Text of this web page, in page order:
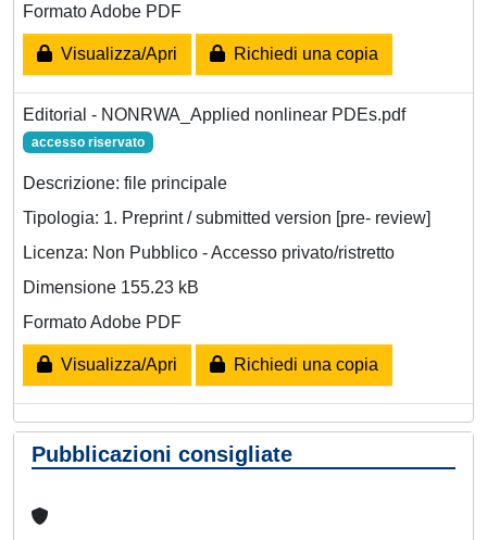
Formato Adobe PDF
Visualizza/Apri Richiedi una copia
Editorial - NONRWA_Applied nonlinear PDEs.pdf
accesso riservato
Descrizione: file principale
Tipologia: 1. Preprint / submitted version [pre- review]
Licenza: Non Pubblico - Accesso privato/ristretto
Dimensione 155.23 kB
Formato Adobe PDF
Visualizza/Apri Richiedi una copia
Pubblicazioni consigliate